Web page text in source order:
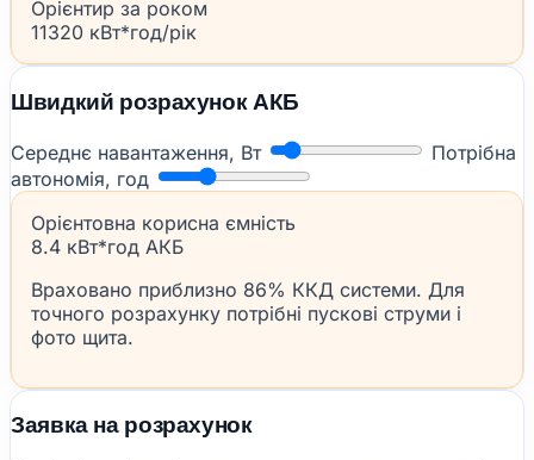
Орієнтир за роком
11320 кВт*год/рік
Швидкий розрахунок АКБ
Середнє навантаження, Вт
Потрібна
автономія, год
Орієнтовна корисна ємність
8.4 кВт*год АКБ
Враховано приблизно 86% ККД системи. Для
точного розрахунку потрібні пускові струми і
фото щита.
Заявка на розрахунок